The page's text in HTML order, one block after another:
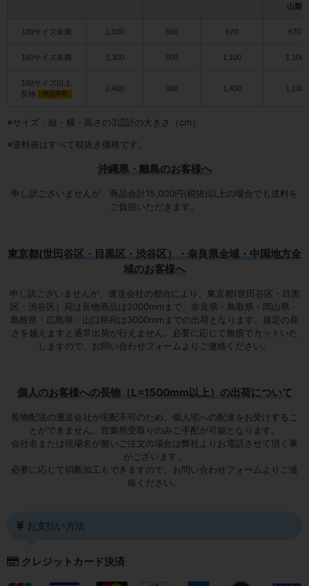
山梨
100サイズ未満 1,030 560 670 670
160サイズ未満 1,300 600 1,100 1,100
160サイズ以上
長物
代引不可
2,400 900 1,400 1,100
※サイズ：縦・横・高さの3辺計の大きさ（cm）
※送料表はすべて税抜き価格です。
沖縄県・離島のお客様へ
申し訳ございませんが、商品合計15,000円(税抜)以上の場合でも送料を
ご負担いただきます。
東京都(世田谷区・目黒区・渋谷区）・奈良県全域・中国地方全
域のお客様へ
申し訳ございませんが、運送会社の都合により、東京都(世田谷区・目黒
区・渋谷区）宛は長物商品は2000mmまで 、奈良県・鳥取県・岡山県・
島根県・広島県・山口県宛は3000mmまでの出荷となります 。規定の長
さを越えますと通常出荷が行えません。必要に応じて無償でカットいた
しますので、お問い合わせフォームよりご連絡ください。
個人のお客様への長物（L=1500mm以上）の出荷について
長物配送の運送会社が宅配不可のため、個人宅への配達をお受けするこ
とができません。営業所受取りのみご手配が可能となります。
会社名または現場名が無いご注文の場合は弊社よりお電話させて頂く事
がございます。
必要に応じて切断加工もできますので、お問い合わせフォームよりご連
絡ください。
お支払い方法
クレジットカード決済